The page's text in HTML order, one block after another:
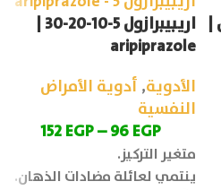
|
اريبيبرازول 5-10-20-30 |
aripiprazole
الأدوية, أدوية الأمراض
النفسية
96EGP
–
152EGP
متغير التركيز.
ينتمي لعائلة مضادات الذهان.